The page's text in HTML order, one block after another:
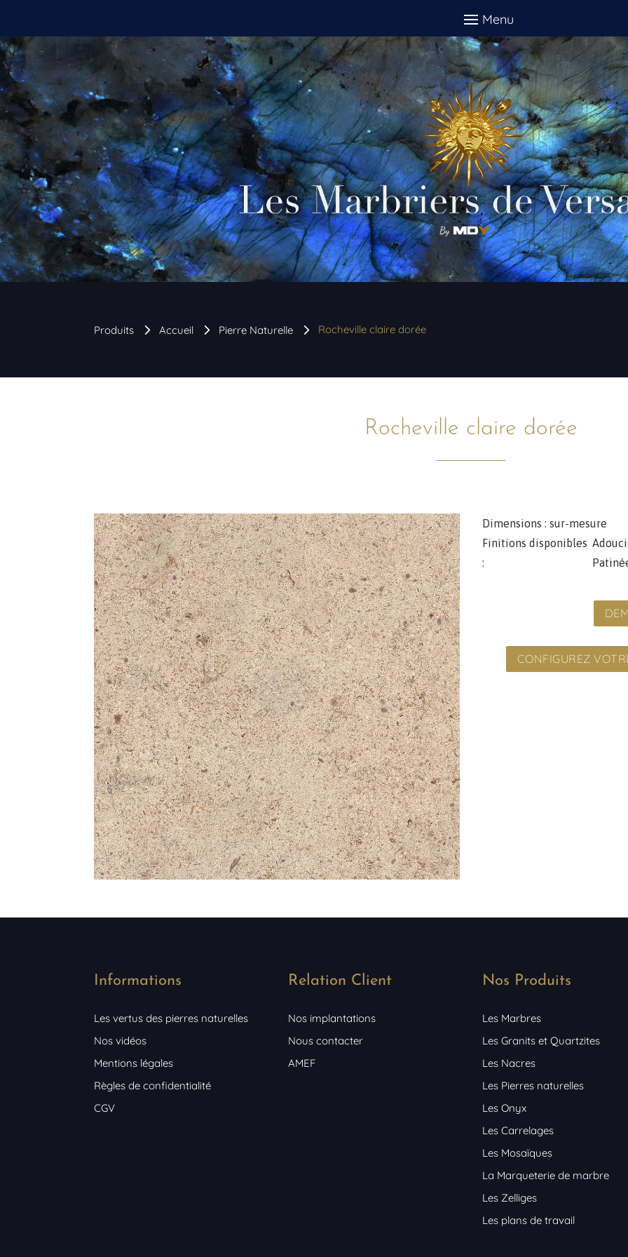
Produits Accueil Pierre Naturelle Rocheville claire dorée
Rocheville claire dorée
Dimensions : sur-mesure
Finitions disponibles
:
CONFIGUREZ
Informations
Les vertus des pierres naturelles
Nos vidéos
Mentions légales
Règles de confidentialité
CGV
Relation Client
Nos implantations
Nous contacter
AMEF
Nos Produits
Les Marbres
Les Granits et Quartzites
Les Nacres
Les Pierres naturelles
Les Onyx
Les Carrelages
Les Mosaïques
La Marqueterie de marbre
Les Zelliges
Les plans de travail